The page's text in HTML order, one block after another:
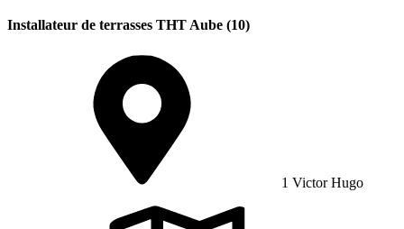
Installateur de terrasses THT Aube (10)
1 Victor Hugo